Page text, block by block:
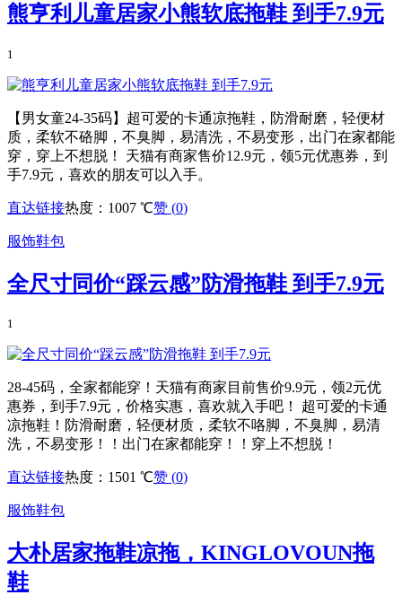
熊亨利儿童居家小熊软底拖鞋 到手7.9元
1
【男女童24-35码】超可爱的卡通凉拖鞋，防滑耐磨，轻便材
质，柔软不硌脚，不臭脚，易清洗，不易变形，出门在家都能
穿，穿上不想脱！ 天猫有商家售价12.9元，领5元优惠券，到
手7.9元，喜欢的朋友可以入手。
直达链接热度：1007 ℃赞 (0)
服饰鞋包
全尺寸同价“踩云感”防滑拖鞋 到手7.9元
1
28-45码，全家都能穿！天猫有商家目前售价9.9元，领2元优
惠券，到手7.9元，价格实惠，喜欢就入手吧！ 超可爱的卡通
凉拖鞋！防滑耐磨，轻便材质，柔软不咯脚，不臭脚，易清
洗，不易变形！！出门在家都能穿！！穿上不想脱！
直达链接热度：1501 ℃赞 (0)
服饰鞋包
大朴居家拖鞋凉拖，KINGLOVOUN拖
鞋